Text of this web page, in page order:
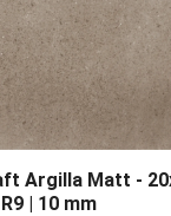
Argilla Matt -
R9 | 10 mm